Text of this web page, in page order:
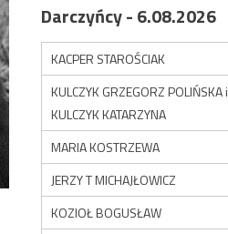
Darczyńcy - 6.08.2026
KACPER STAROŚCIAK
KULCZYK GRZEGORZ POLIŃSKA i
KULCZYK KATARZYNA
MARIA KOSTRZEWA
JERZY T MICHAJŁOWICZ
KOZIOŁ BOGUSŁAW